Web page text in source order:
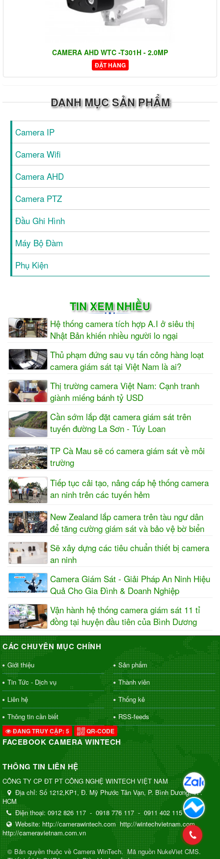
CAMERA AHD WTC -T301H - 2.0MP
ĐẶT HÀNG
DANH MỤC SẢN PHẨM
Camera IP
Camera Wifi
Camera AHD
Camera PTZ
Đầu Ghi Hình
Máy Bộ Đàm
Phụ Kiện
TIN XEM NHIỀU
Hệ thống camera tích hợp A.I ở siêu thị
Nhật Bản khiến nhiều người lo ngại
Thủ phạm đứng sau vụ tấn công hàng loạt
camera giám sát tại Việt Nam là ai?
Thị trường camera Việt Nam: Cạnh tranh
giành miếng bánh tỷ USD
Cần sớm lắp đặt camera giám sát trên
tuyến đường La Sơn - Túy Loan
TP Cà Mau sẽ có camera giám sát về môi
trường
Tiếp tục cải tạo, nâng cấp hệ thống camera
an ninh trên các tuyến hẻm
New Zealand lắp camera trên tàu ngư dân
để tăng cường giám sát và bảo vệ bờ biển
Sẽ xây dựng các tiêu chuẩn thiết bị camera
an ninh
Camera Giám Sát - Giải Pháp An Ninh Hiệu
Quả Cho Gia Đình & Doanh Nghiệp
Vận hành hệ thống camera giám sát 11 tỉ
đồng tại huyện đầu tiên của Bình Dương
CÁC CHUYÊN MỤC CHÍNH
Giới thiệu
Sản phẩm
Tin Tức - Dịch vụ
Thành viên
Liên hệ
Thống kê
Thông tin cần biết
RSS-feeds
ĐANG TRUY CẬP: 5 QR-CODE
FACEBOOK CAMERA WINTECH
THÔNG TIN LIÊN HỆ
CÔNG TY CP ĐT PT CÔNG NGHỆ WINTECH VIỆT NAM
Địa chỉ: Số 1212,KP1, Đ. Mỹ Phước Tân Vạn, P. Bình Dương, TP.
HCM
Điện thoại: 0912 826 117 - 0918 776 117 - 0911 402 115
Website: http://camerawintech.com http://wintechvietnam.com
http://cameravietnam.com.vn
© Bản quyền thuộc về Camera WinTech.Mã nguồn NukeViet CMS.